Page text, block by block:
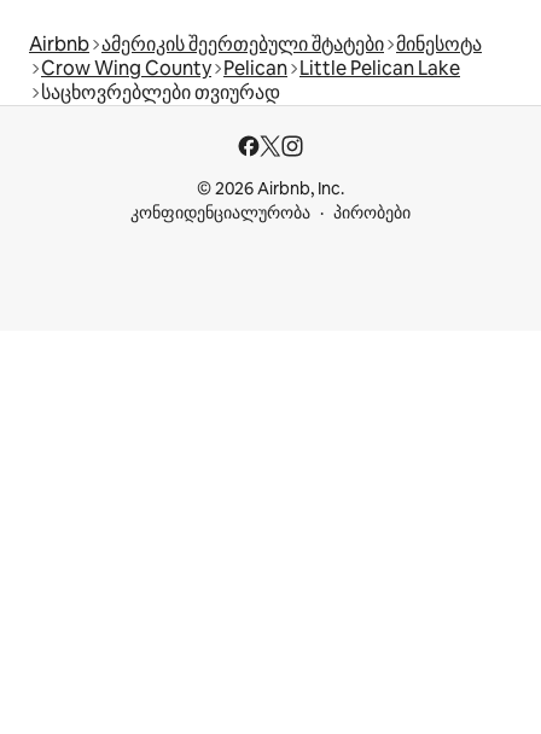
Airbnb ამერიკის შეერთებული შტატები მინესოტა
Crow Wing County Pelican Little Pelican Lake
საცხოვრებლები თვიურად
© 2026 Airbnb, Inc.
კონფიდენციალურობა
პირობები